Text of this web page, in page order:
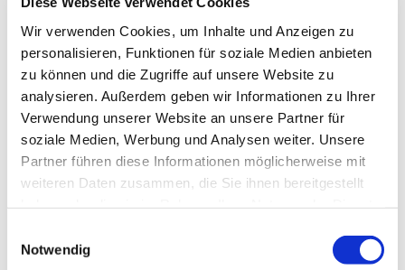
Wir verwenden Cookies, um Inhalte und Anzeigen zu
personalisieren, Funktionen für soziale Medien anbieten
zu können und die Zugriffe auf unsere Website zu
analysieren. Außerdem geben wir Informationen zu Ihrer
Verwendung unserer Website an unsere Partner für
soziale Medien, Werbung und Analysen weiter. Unsere
Partner führen diese Informationen möglicherweise mit
weiteren Daten zusammen, die Sie ihnen bereitgestellt
Notwendig
Wenn Sie ein familiäres und vertrauensvolles
Arbeitsumfeld suchen... dann lesen Sie weiter.
In unserem modern eingerichteten Büro werden
Sie sich wohlfühlen. Hier hilft jeder jedem.
Kenntnisse in der Addison-Software sind von
umfassende Einarbeitung bieten. Für die tägliche